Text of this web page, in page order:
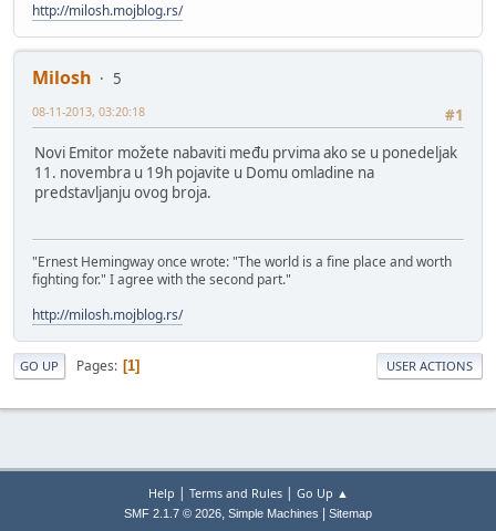
http://milosh.mojblog.rs/
Milosh
5
#1
08-11-2013, 03:20:18
Novi Emitor možete nabaviti među prvima ako se u ponedeljak
11. novembra u 19h pojavite u Domu omladine na
predstavljanju ovog broja.
"Ernest Hemingway once wrote: "The world is a fine place and worth
fighting for." I agree with the second part."
http://milosh.mojblog.rs/
GO UP Pages 1 USER ACTIONS
Help Terms and Rules| Go Up ▲
SMF 2.1.7 © 2026, Simple Machines Sitemap